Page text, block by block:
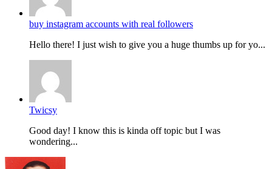
buy instagram accounts with real followers
Hello there! I just wish to give you a huge thumbs up for yo...
Twicsy
Good day! I know this is kinda off topic but I was
wondering...